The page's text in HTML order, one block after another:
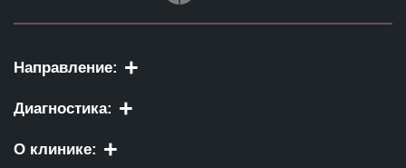
Направление:
Диагностика:
О клинике: